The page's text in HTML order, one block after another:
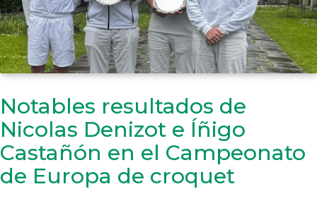
Notables resultados de
Nicolas Denizot e Íñigo
Castañón en el Campeonato
de Europa de croquet